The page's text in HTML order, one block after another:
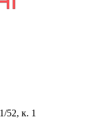
52, к. 1